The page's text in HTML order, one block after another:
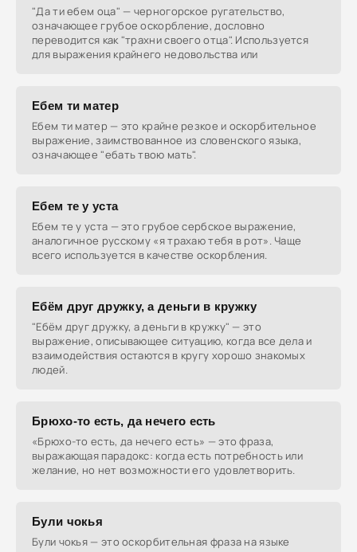
"Да ти ебем оца" — черногорское ругательство,
означающее грубое оскорбление, дословно
переводится как "трахни своего отца". Используется
для выражения крайнего недовольства или
Ебем ти матер
Ебем ти матер — это крайне резкое и оскорбительное
выражение, заимствованное из словенского языка,
означающее "ебать твою мать".
Ебем те у уста
Ебем те у уста — это грубое сербское выражение,
аналогичное русскому «я трахаю тебя в рот». Чаще
всего используется в качестве оскорбления.
Ебём друг дружку, а деньги в кружку
"Ебём друг дружку, а деньги в кружку" — это
выражение, описывающее ситуацию, когда все дела и
взаимодействия остаются в кругу хорошо знакомых
людей.
Брюхо-то есть, да нечего есть
«Брюхо-то есть, да нечего есть» — это фраза,
выражающая парадокс: когда есть потребность или
желание, но нет возможности его удовлетворить.
Були чокья
Були чокья — это оскорбительная фраза на языке